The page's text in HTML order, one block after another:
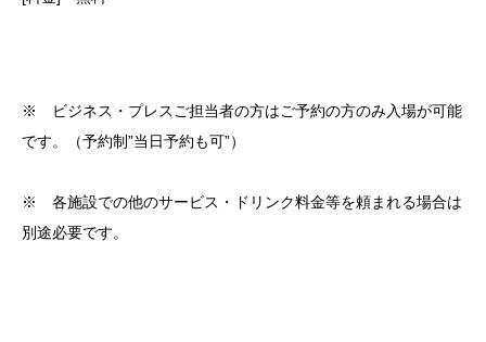
※ ビジネス・プレスご担当者の方はご予約の方のみ入場が可能
です。（予約制”当日予約も可”）
※ 各施設での他のサービス・ドリンク料金等を頼まれる場合は
別途必要です。